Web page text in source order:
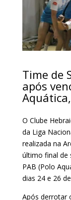
Time de
após
O Clube
da Liga
realizada na
último final de
PAB (Polo
dias 24 e 26
Após derrotar